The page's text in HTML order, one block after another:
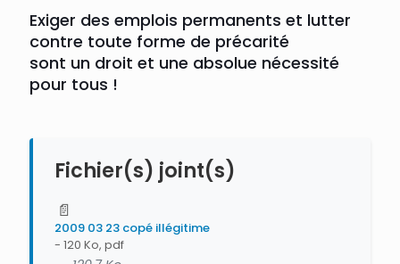
Exiger des emplois permanents et lutter
contre toute forme de précarité
sont un droit et une absolue nécessité
pour tous !
Fichier(s) joint(s)
📄
2009 03 23 copé illégitime
- 120 Ko, pdf